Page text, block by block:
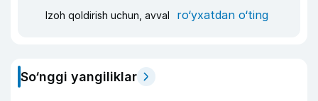
Izoh qoldirish uchun, avval ro‘yxatdan o‘ting
So‘nggi yangiliklar